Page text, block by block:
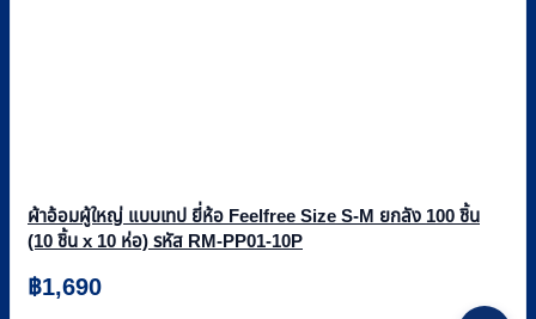
ผ้าอ้อมผู้ใหญ่ แบบเทป ยี่ห้อ Feelfree Size S-M ยกลัง 100 ชิ้น
(10 ชิ้น x 10 ห่อ) รหัส RM-PP01-10P
฿1,690